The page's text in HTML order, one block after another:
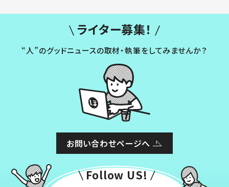
ライター募集！
“人”のグッドニュースの取材・執筆をしてみませんか？
お問い合わせページへ
Follow US!